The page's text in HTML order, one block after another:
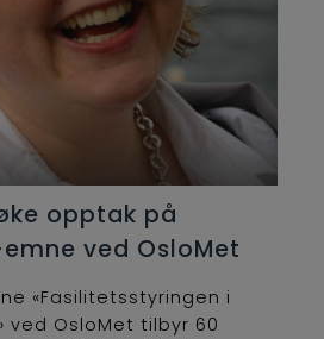
opptak på
ved OsloMet
«Fasilitetsstyringen i
ved OsloMet tilbyr 60